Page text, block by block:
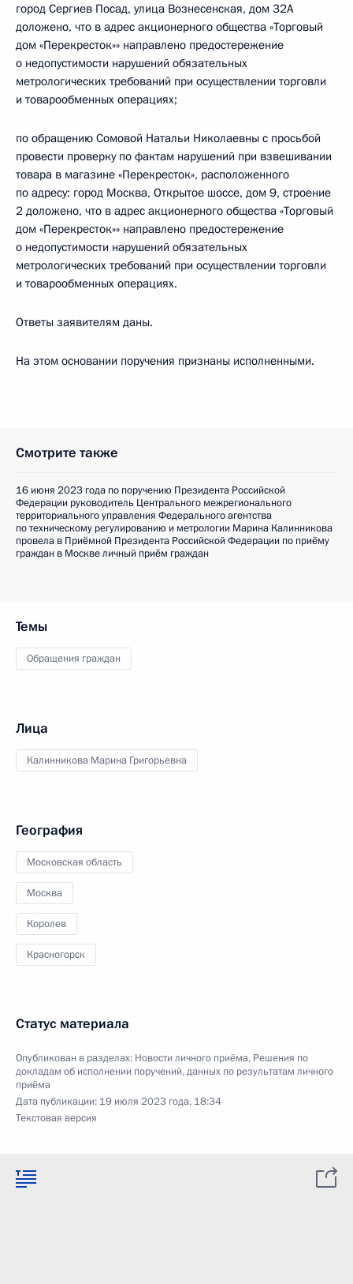
город Сергиев Посад, улица Вознесенская, дом 32А
доложено, что в адрес акционерного общества «Торговый
дом «Перекресток»» направлено предостережение
о недопустимости нарушений обязательных
метрологических требований при осуществлении торговли
и товарообменных операциях;
по обращению Сомовой Натальи Николаевны с просьбой
провести проверку по фактам нарушений при взвешивании
товара в магазине «Перекресток», расположенного
по адресу: город Москва, Открытое шоссе, дом 9, строение
2 доложено, что в адрес акционерного общества «Торговый
дом «Перекресток»» направлено предостережение
о недопустимости нарушений обязательных
метрологических требований при осуществлении торговли
и товарообменных операциях.
Ответы заявителям даны.
На этом основании поручения признаны исполненными.
Смотрите также
16 июня 2023 года по поручению Президента Российской
Федерации руководитель Центрального межрегионального
территориального управления Федерального агентства
по техническому регулированию и метрологии Марина Калинникова
провела в Приёмной Президента Российской Федерации по приёму
граждан в Москве личный приём граждан
Темы
Обращения граждан
Лица
Калинникова Марина Григорьевна
География
Московская область
Москва
Королев
Красногорск
Статус материала
Опубликован в разделах: Новости личного приёма, Решения по
докладам об исполнении поручений, данных по результатам личного
приёма
Дата публикации: 19 июля 2023 года, 18:34
Текстовая версия